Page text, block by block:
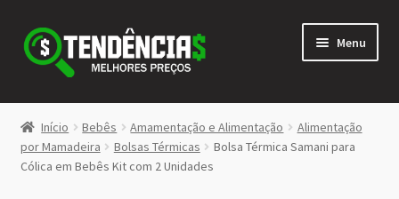
Pular
para
navegação
Pular
para
conteúdo
Menu
LOJA
<>
Início Bebês Amamentação e Alimentação
Alimentação
por Mamadeira
Bolsas Térmicas
Bolsa Térmica Samani para
Cólica em Bebês Kit com 2 Unidades